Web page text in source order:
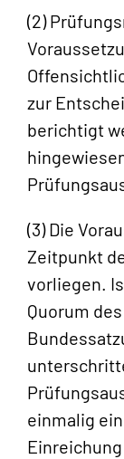
(2)
zur
berichtigt
(3) Die
Zeitpunkt
vorliegen.
Quorum
einmalig